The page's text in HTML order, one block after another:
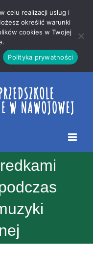
celu realizacji usług i
określić warunki
cookies w Twojej
Polityka prywatności